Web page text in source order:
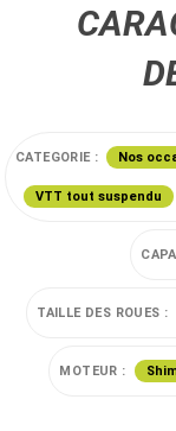
CATEGORIE : Nos
VTT tout suspendu
TAILLE DES ROUES :
MOTEUR :